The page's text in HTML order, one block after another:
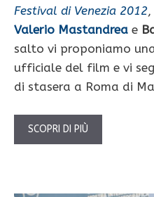
Festival di Venezia 2012
Valerio Mastandrea e
salto vi proponiamo
ufficiale del film e vi
di stasera a Roma di
SCOPRI DI PIÙ